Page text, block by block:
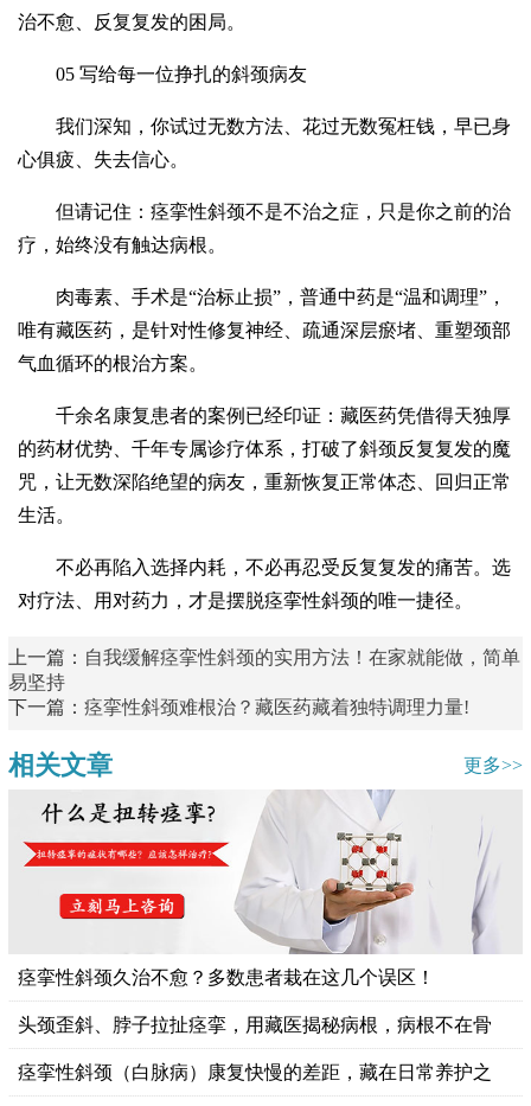
治不愈、反复复发的困局。
05 写给每一位挣扎的斜颈病友
我们深知，你试过无数方法、花过无数冤枉钱，早已身
心俱疲、失去信心。
但请记住：痉挛性斜颈不是不治之症，只是你之前的治
疗，始终没有触达病根。
肉毒素、手术是“治标止损”，普通中药是“温和调理”，
唯有藏医药，是针对性修复神经、疏通深层瘀堵、重塑颈部
气血循环的根治方案。
千余名康复患者的案例已经印证：藏医药凭借得天独厚
的药材优势、千年专属诊疗体系，打破了斜颈反复复发的魔
咒，让无数深陷绝望的病友，重新恢复正常体态、回归正常
生活。
不必再陷入选择内耗，不必再忍受反复复发的痛苦。选
对疗法、用对药力，才是摆脱痉挛性斜颈的唯一捷径。
上一篇： 自我缓解痉挛性斜颈的实用方法！在家就能做，简单
易坚持
下一篇： 痉挛性斜颈难根治？藏医药藏着独特调理力量!
相关文章 更多>>
痉挛性斜颈久治不愈？多数患者栽在这几个误区！
头颈歪斜、脖子拉扯痉挛，用藏医揭秘病根，病根不在骨
痉挛性斜颈（白脉病）康复快慢的差距，藏在日常养护之